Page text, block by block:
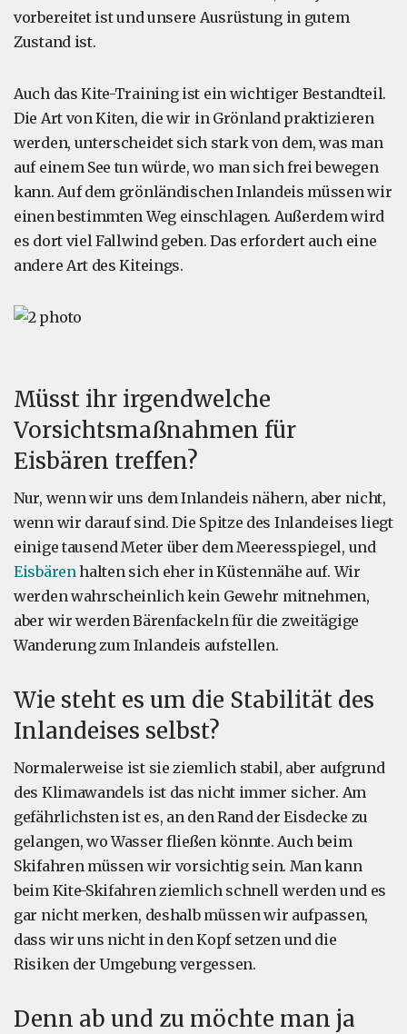
vorbereitet ist und unsere Ausrüstung in gutem
Zustand ist.
Auch das Kite-Training ist ein wichtiger Bestandteil.
Die Art von Kiten, die wir in Grönland praktizieren
werden, unterscheidet sich stark von dem, was man
auf einem See tun würde, wo man sich frei bewegen
kann. Auf dem grönländischen Inlandeis müssen wir
einen bestimmten Weg einschlagen. Außerdem wird
es dort viel Fallwind geben. Das erfordert auch eine
andere Art des Kiteings.
Müsst ihr irgendwelche
Vorsichtsmaßnahmen für
Eisbären treffen?
Nur, wenn wir uns dem Inlandeis nähern, aber nicht,
wenn wir darauf sind. Die Spitze des Inlandeises liegt
einige tausend Meter über dem Meeresspiegel, und
Eisbärenhalten sich eher in Küstennähe auf. Wir
werden wahrscheinlich kein Gewehr mitnehmen,
aber wir werden Bärenfackeln für die zweitägige
Wanderung zum Inlandeis aufstellen.
Wie steht es um die Stabilität des
Inlandeises selbst?
Normalerweise ist sie ziemlich stabil, aber aufgrund
des Klimawandels ist das nicht immer sicher. Am
gefährlichsten ist es, an den Rand der Eisdecke zu
gelangen, wo Wasser fließen könnte. Auch beim
Skifahren müssen wir vorsichtig sein. Man kann
beim Kite-Skifahren ziemlich schnell werden und es
gar nicht merken, deshalb müssen wir aufpassen,
dass wir uns nicht in den Kopf setzen und die
Risiken der Umgebung vergessen.
Denn ab und zu möchte man ja